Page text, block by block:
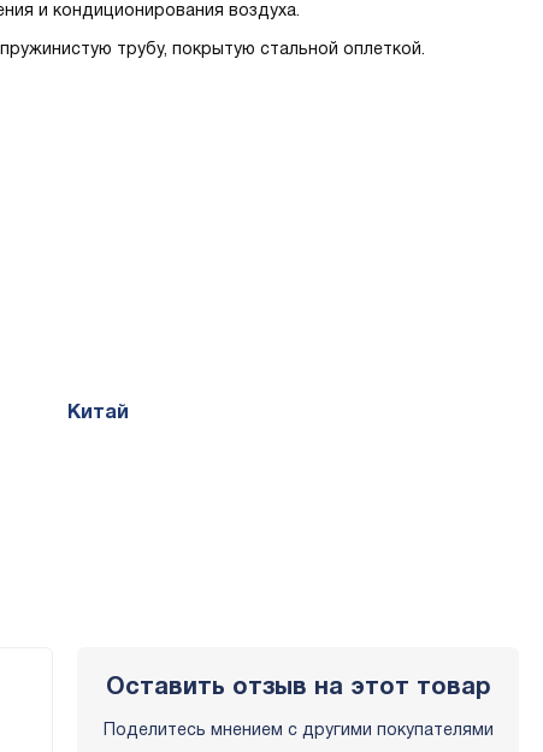
и кондиционирования воздуха.
трубу, покрытую стальной оплеткой.
Китай
Оставить отзыв на этот товар
Поделитесь мнением с другими покупателями